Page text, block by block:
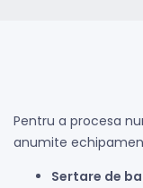
Pentru a procesa
anumite
Sertare de